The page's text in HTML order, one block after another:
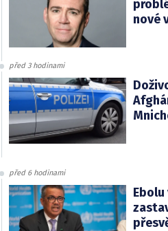
nové
před 3 hodinami
před 6 hodinami